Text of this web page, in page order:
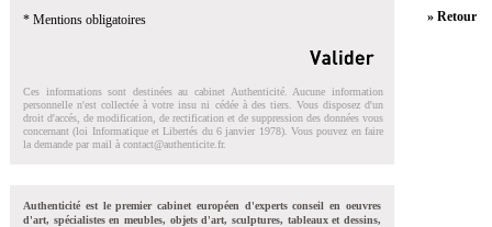
* Mentions obligatoires
Ces informations sont destinées au cabinet Authenticité. Aucune information
personnelle n'est collectée à votre insu ni cédée à des tiers. Vous disposez d'un
droit d'accés, de modification, de rectification et de suppression des données vous
concernant (loi Informatique et Libertés du 6 janvier 1978). Vous pouvez en faire
la demande par mail à contact@authenticite.fr.
Authenticité est le premier cabinet européen d'experts conseil en oeuvres
d'art, spécialistes en meubles, objets d'art, sculptures, tableaux et dessins,
» Retour